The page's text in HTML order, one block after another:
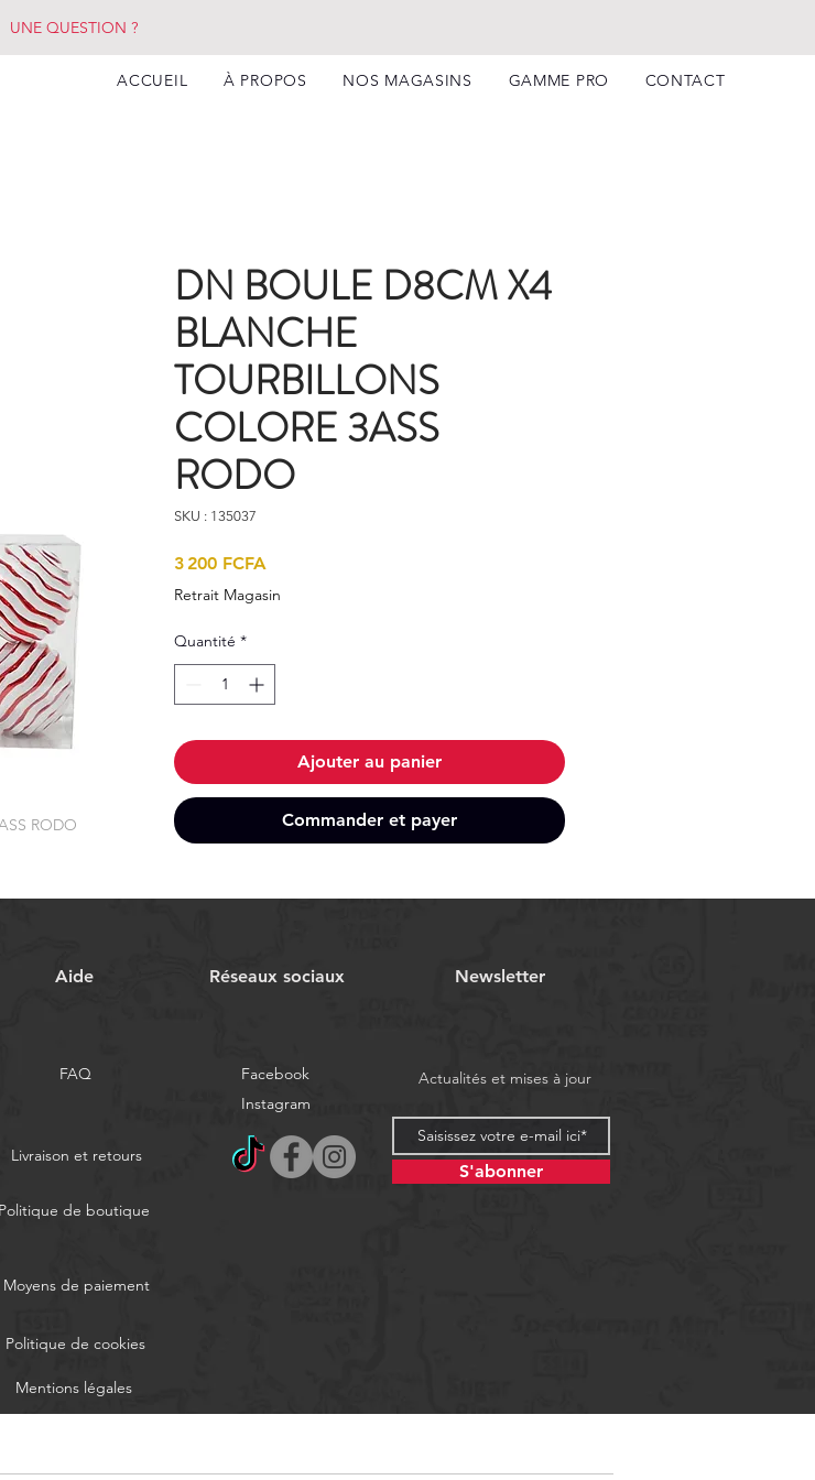
UNE QUESTION ?
ACCUEIL À PROPOS NOS MAGASINS GAMME PRO CONTACT
RODO
DN BOULE D8CM X4
BLANCHE
TOURBILLONS
COLORE 3ASS
RODO
SKU : 135037
3 200 FCFA
Retrait Magasin
Quantité *
Ajouter au panier
Commander et payer
Aide Réseaux sociaux Newsletter
FAQ
Livraison et retours
Politique de boutique
Facebook
Instagram
Actualités et mises à jour
S'abonner
Moyens de paiement
Politique de cookies
Mentions légales